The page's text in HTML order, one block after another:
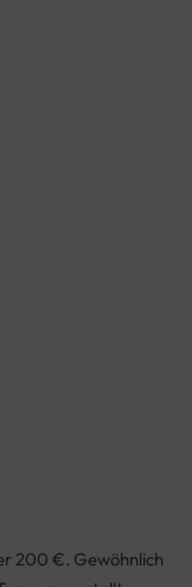
200 €. Gewöhnlich